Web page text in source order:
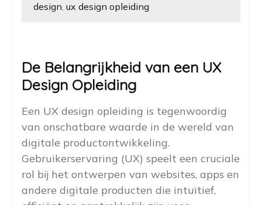
design, ux design opleiding
De Belangrijkheid van een UX
Design Opleiding
Een UX design opleiding is tegenwoordig
van onschatbare waarde in de wereld van
digitale productontwikkeling.
Gebruikerservaring (UX) speelt een cruciale
rol bij het ontwerpen van websites, apps en
andere digitale producten die intuïtief,